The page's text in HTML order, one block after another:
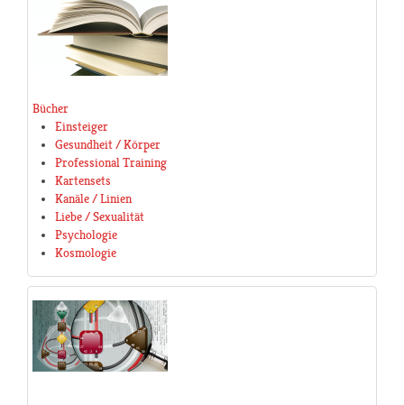
Bücher
Einsteiger
Gesundheit / Körper
Professional Training
Kartensets
Kanäle / Linien
Liebe / Sexualität
Psychologie
Kosmologie